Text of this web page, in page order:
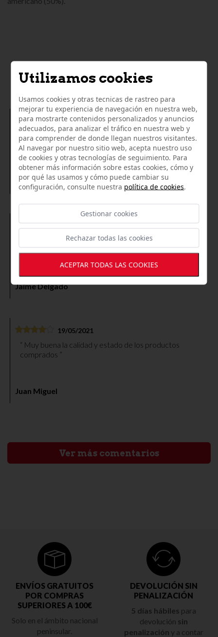
CLIENTES
01/02/2021
Productos de excelente calidad a buen precio. La
atención recibida, muy amable y servicial. Es la segunda
vez que hago un pedido online con ellos y no podemos
quedar más contentos. Paquete bien embalado y envío
muy rápido. Gracias.
Mocana2403
rápido envío y buen precio, excelente presentación en
Jaime Delgado
19/05/2021
comprados
Juan Miguel
Ver más comentarios
ENVÍOS GRATUITOS
POR COMPRAS
SUPERIORES A 100€
Solo en el ámbito nacional
peninsular.
DEVOLUCIÓN SIN
PENALIZACIÓN
5 días hábiles para
devolución sin
penalización y a contar
Utilizamos cookies
Usamos cookies y otras tecnicas de rastreo para
mejorar tu experiencia de navegación en nuestra web,
para mostrarte contenidos personalizados y anuncios
adecuados, para analizar el tráfico en nuestra web y
para comprender de donde llegan nuestros visitantes.
Al navegar por nuestro sitio web, acepta nuestro uso
de cookies y otras tecnologías de seguimiento. Para
obtener más información sobre estas cookies, cómo y
por qué las usamos y cómo puede cambiar su
configuración, consulte nuestra política de cookies.
Gestionar cookies
Rechazar todas las cookies
ACEPTAR TODAS LAS COOKIES